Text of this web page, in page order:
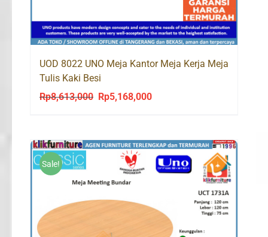
UOD 8022 UNO Meja Kantor Meja Kerja Meja
Tulis Kaki Besi
Rp8,613,000
Original
Rp8,613,000.
Rp5,168,000Current
Rp5,168,000.
Sale!